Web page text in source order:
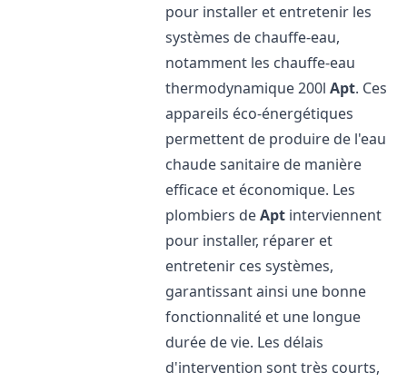
pour installer et entretenir les
systèmes de chauffe-eau,
notamment les chauffe-eau
thermodynamique 200lApt. Ces
appareils éco-énergétiques
permettent de produire de l'eau
chaude sanitaire de manière
efficace et économique. Les
plombiers deApt interviennent
pour installer, réparer et
entretenir ces systèmes,
garantissant ainsi une bonne
fonctionnalité et une longue
durée de vie. Les délais
d'intervention sont très courts,